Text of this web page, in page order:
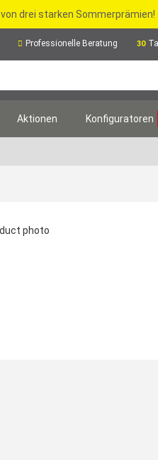
drei starken Sommerprämien!
Professionelle Beratung 30
Aktionen Konfiguratoren